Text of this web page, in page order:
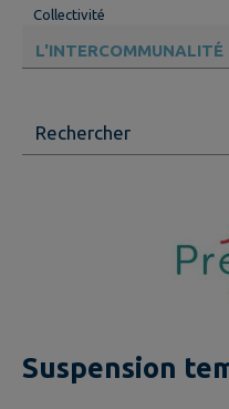
Collectivité
Rechercher
Suspension